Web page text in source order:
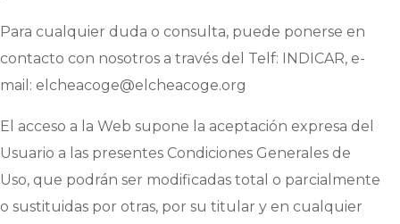
Para cualquier duda o consulta, puede ponerse en
contacto con nosotros a través del Telf: INDICAR, e-
mail: elcheacoge@elcheacoge.org
El acceso a la Web supone la aceptación expresa del
Usuario a las presentes Condiciones Generales de
Uso, que podrán ser modificadas total o parcialmente
o sustituidas por otras, por su titular y en cualquier